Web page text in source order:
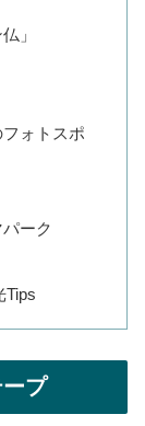
」
ォトスポ
ーク
Tips
プ